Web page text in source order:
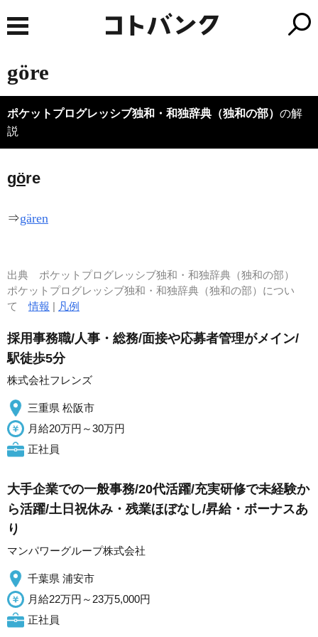
göre
ポケットプログレッシブ独和・和独辞典（独和の部） の解
説
göre
⇒gären
出典 ポケットプログレッシブ独和・和独辞典（独和の部）
ポケットプログレッシブ独和・和独辞典（独和の部）につい
て情報 | 凡例
採用事務職/人事・総務/面接や応募者管理がメイン/
駅徒歩5分
株式会社フレンズ
三重県 松阪市
月給20万円～30万円
正社員
大手企業での一般事務/20代活躍/充実研修で未経験か
ら活躍/土日祝休み・残業ほぼなし/昇給・ボーナスあ
り
マンパワーグループ株式会社
千葉県 浦安市
月給22万円～23万5,000円
正社員